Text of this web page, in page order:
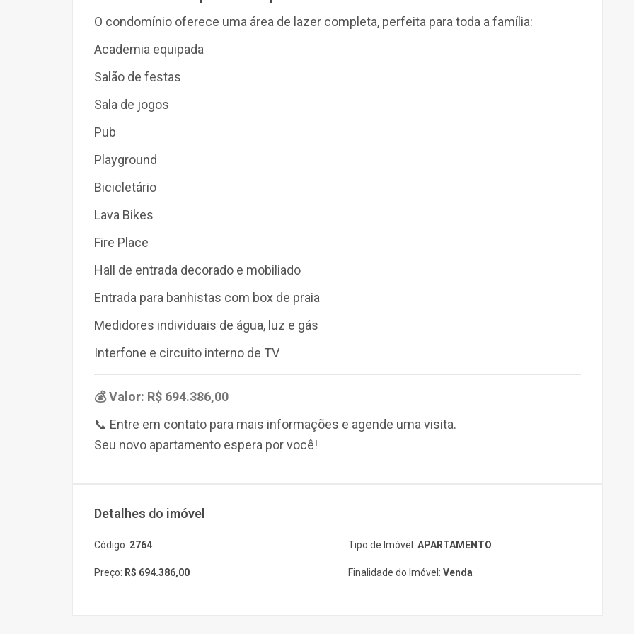
O condomínio oferece uma área de lazer completa, perfeita para toda a família:
Academia equipada
Salão de festas
Sala de jogos
Pub
Playground
Bicicletário
Lava Bikes
Fire Place
Hall de entrada decorado e mobiliado
Entrada para banhistas com box de praia
Medidores individuais de água, luz e gás
Interfone e circuito interno de TV
💰Valor: R$ 694.386,00
📞 Entre em contato para mais informações e agende uma visita.
Seu novo apartamento espera por você!
Detalhes do imóvel
Código: 2764
Preço: R$ 694.386,00
Tipo de Imóvel: APARTAMENTO
Finalidade do Imóvel: Venda